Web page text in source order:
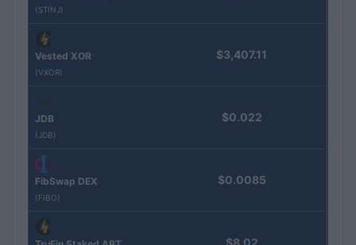
(STINJ)
Vested XOR
(VXOR)
$3,407.11
JDB
(JDB)
$0.022
FibSwap DEX
(FIBO)
$0.0085
$8.02